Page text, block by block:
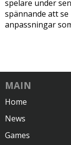
spelare under
spännande att
anpassningar
MAIN
Home
News
Games